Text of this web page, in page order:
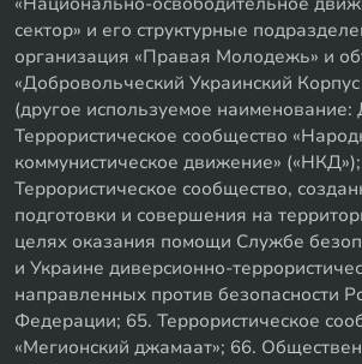
сектор» и его структурные
организация «Правая Молодежь» и
«Добровольческий Украинский
(другое используемое
Террористическое сообщество
коммунистическое движение»
Террористическое сообщество,
подготовки и совершения на
целях оказания помощи Службе
и Украине диверсионно-
направленных против безопасности
Федерации; 65. Террористическое
«Мегионский джамаат»; 66.